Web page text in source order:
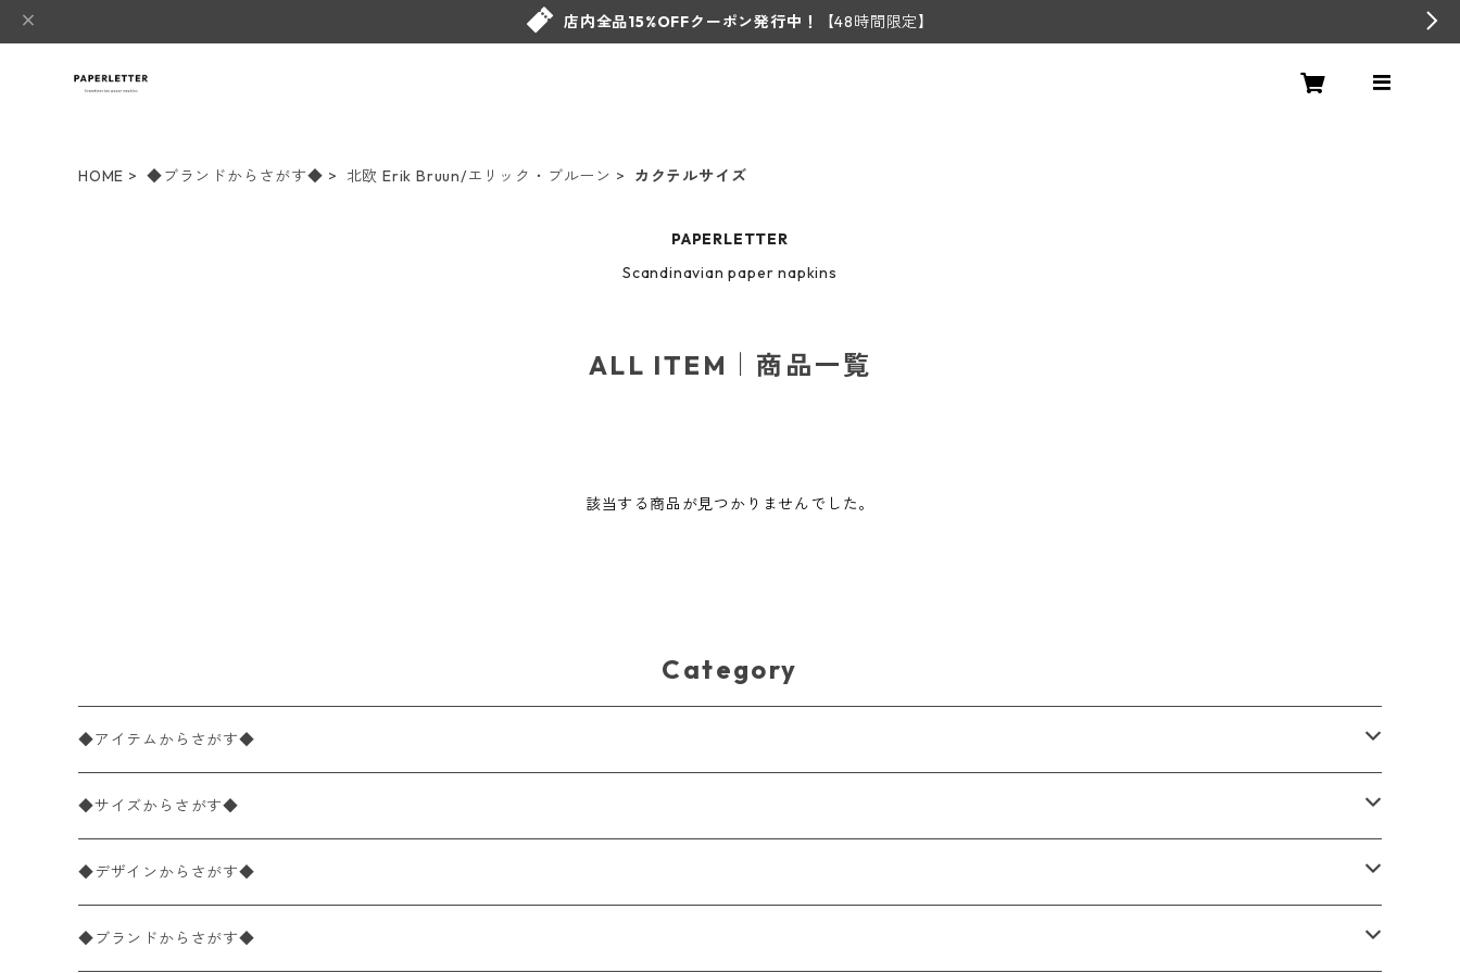
店内全品15%OFFクーポン発行中！ 【48時間限定】
HOME ◆ブランドからさがす◆ 北欧 Erik Bruun/エリック・ブルーン カクテルサイズ
PAPERLETTER
Scandinavian paper napkins
ALL ITEM｜商品一覧
該当する商品が見つかりませんでした。
Category
◆アイテムからさがす◆
ペーパーナプキン2枚バラ売り
ペーパーナプキン1枚バラ売り
ペーパーナプキン20枚入りパック
◆サイズからさがす◆
33×33cm（ランチサイズ）
バラ売り
25×25cm（カクテルサイズ）
◆デザインからさがす◆
花柄
◆ブランドからさがす◆